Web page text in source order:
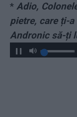
* Adio,
pietre, care ți-
Andronic să-ți